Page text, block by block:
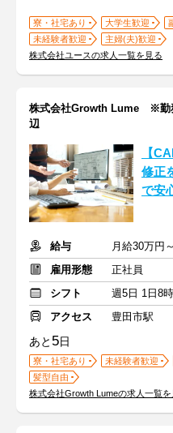
寮・社宅あり 大学生歓迎
未経験者歓迎
主婦(夫)歓迎
株式会社ユースの求人一覧を見る
株式会社Growth Lume ※勤
辺
【
修正
で安
給与
月給30万円
雇用形態
正社員
シフト
週5日 1日8
アクセス
豊田市駅
あと 5日
寮・社宅あり 未経験者歓迎
髪型自由
株式会社Growth Lumeの求人一覧を